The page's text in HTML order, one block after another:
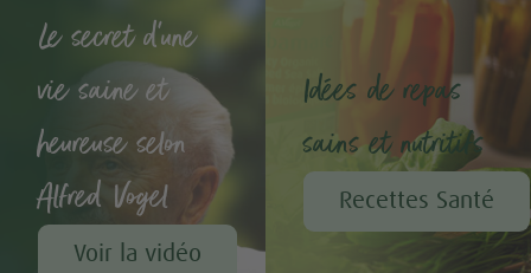
Le secret d'une
vie saine et
heureuse selon
Alfred Vogel
Voir la vidéo
Idées de repas
sains et nutritifs
Recettes Santé